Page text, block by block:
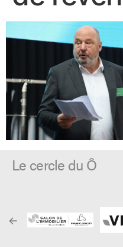
Le cercle du Ô